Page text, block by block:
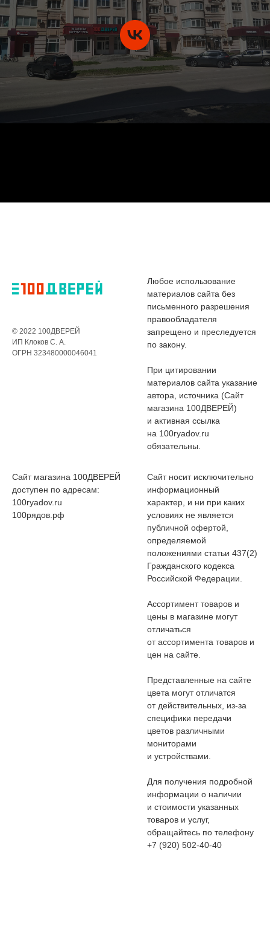
© 2022 100ДВЕРЕЙ
ИП Клоков С. А.
ОГРН 323480000046041
Любое использование
материалов сайта без
письменного разрешения
правообладателя
запрещено и преследуется
по закону.
При цитировании
материалов сайта указание
автора, источника (Сайт
магазина 100ДВЕРЕЙ)
и активная ссылка
на 100ryadov.ru
обязательны.
Сайт магазина 100ДВЕРЕЙ
доступен по адресам:
100ryadov.ru
100рядов.рф
Сайт носит исключительно
информационный
характер, и ни при каких
условиях не является
публичной офертой,
определяемой
положениями статьи 437(2)
Гражданского кодекса
Российской Федерации.
Ассортимент товаров и
цены в магазине могут
отличаться
от ассортимента товаров и
цен на сайте.
Представленные на сайте
цвета могут отличатся
от действительных, из-за
специфики передачи
цветов различными
мониторами
и устройствами.
Для получения подробной
информации о наличии
и стоимости указанных
товаров и услуг,
обращайтесь по телефону
+7 (920) 502-40-40